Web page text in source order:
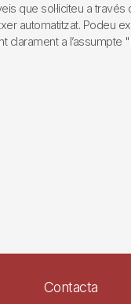
que sol·liciteu a
automatitzat. Podeu
clarament a l’assumpte
Contacta